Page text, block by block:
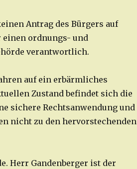
Antrag des Bürgers auf
einen ordnungs- und
verantwortlich.
auf ein erbärmliches
Zustand befindet sich die
sichere Rechtsanwendung und
nicht zu den hervorstechenden
Herr Gandenberger ist der